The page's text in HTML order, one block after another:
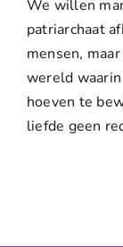
We willen
patriarchaat
mensen,
wereld
hoeven te
liefde geen